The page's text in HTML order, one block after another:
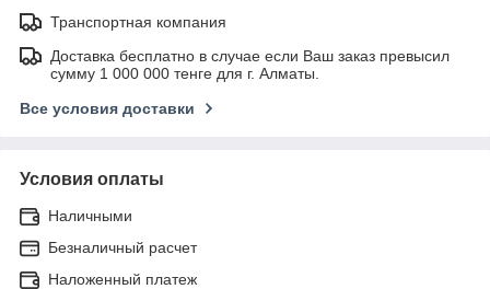
Транспортная компания
Доставка бесплатно в случае если Ваш заказ превысил
сумму 1 000 000 тенге для г. Алматы.
Все условия доставки
Условия оплаты
Наличными
Безналичный расчет
Наложенный платеж